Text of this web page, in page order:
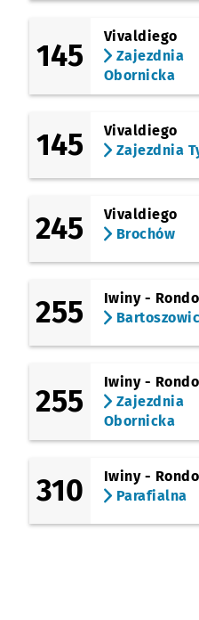
145
Vivaldiego
Zajezdnia
Obornicka
145
Vivaldiego
Zajezdnia
245
Vivaldiego
Brochów
255
Iwiny - Rondo
255
Iwiny - Rondo
Zajezdnia
Obornicka
310
Iwiny - Rondo
Parafialna